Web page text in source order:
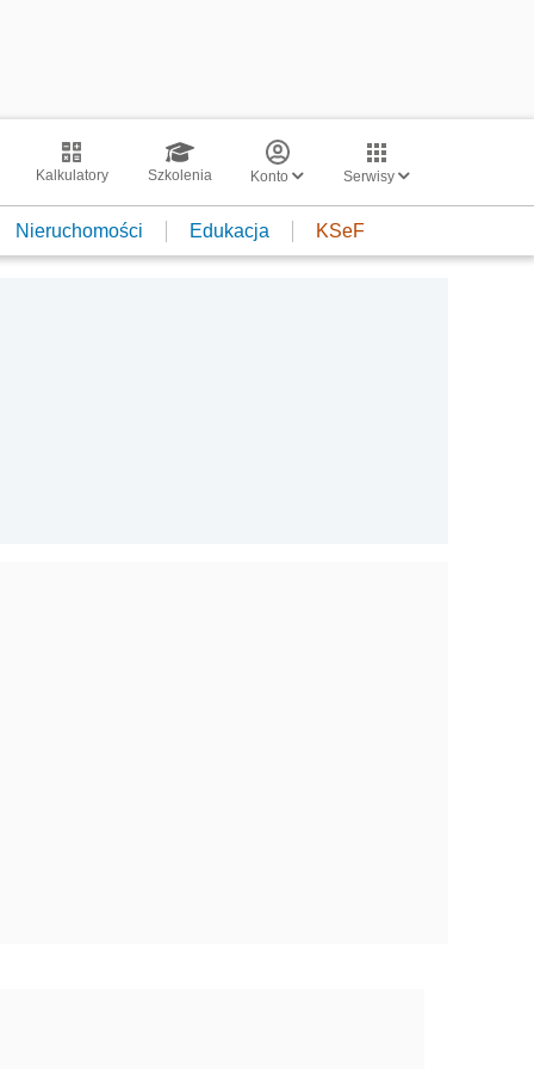
Kalkulatory Szkolenia Konto Serwisy
Nieruchomości Edukacja KSeF